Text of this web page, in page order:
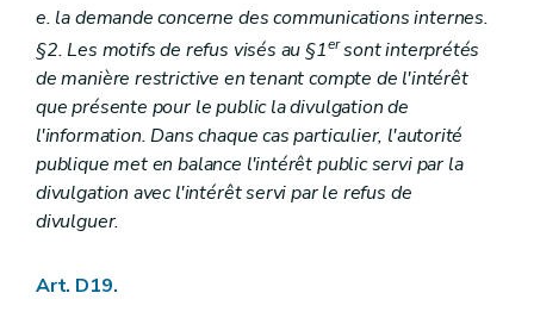
e. la demande concerne des communications internes.
§2. Les motifs de refus visés au §1ersont interprétés
de manière restrictive en tenant compte de l'intérêt
que présente pour le public la divulgation de
l'information. Dans chaque cas particulier, l'autorité
publique met en balance l'intérêt public servi par la
divulgation avec l'intérêt servi par le refus de
divulguer.
Art. D19.